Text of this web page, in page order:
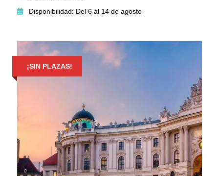
Disponibilidad: Del 6 al 14 de agosto
¡SIN PLAZAS!